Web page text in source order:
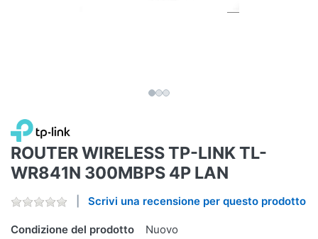
ROUTER WIRELESS TP-LINK TL-
WR841N 300MBPS 4P LAN
Scrivi una recensione per questo prodotto
Condizione del prodotto
Nuovo